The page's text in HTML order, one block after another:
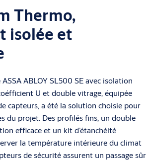
Thermo,
isolée et
ABLOY SL500 SE avec isolation
U et double vitrage, équipée
capteurs, a été la solution choisie pour
du projet. Des profilés fins, un double
efficace et un kit d’étanchéité
la température intérieure du climat
de sécurité assurent un passage sûr